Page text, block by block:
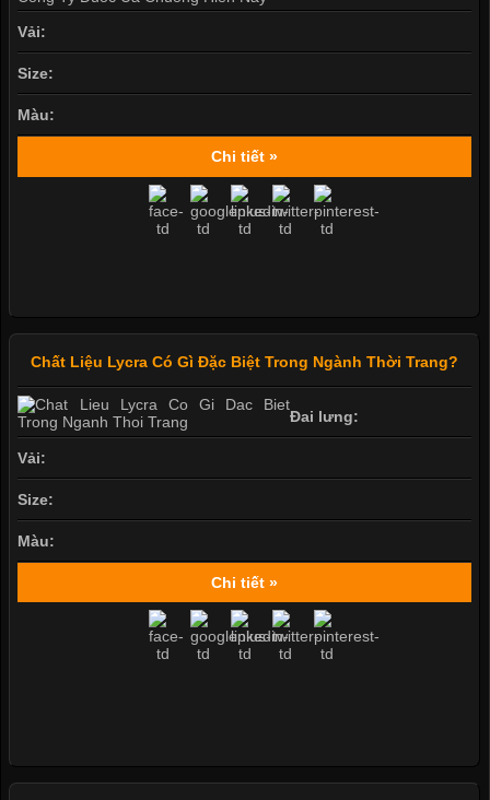
Vải:
Size:
Màu:
Chi tiết »
Chất Liệu Lycra Có Gì Đặc Biệt Trong Ngành Thời Trang?
Đai lưng:
Vải:
Size:
Màu:
Chi tiết »